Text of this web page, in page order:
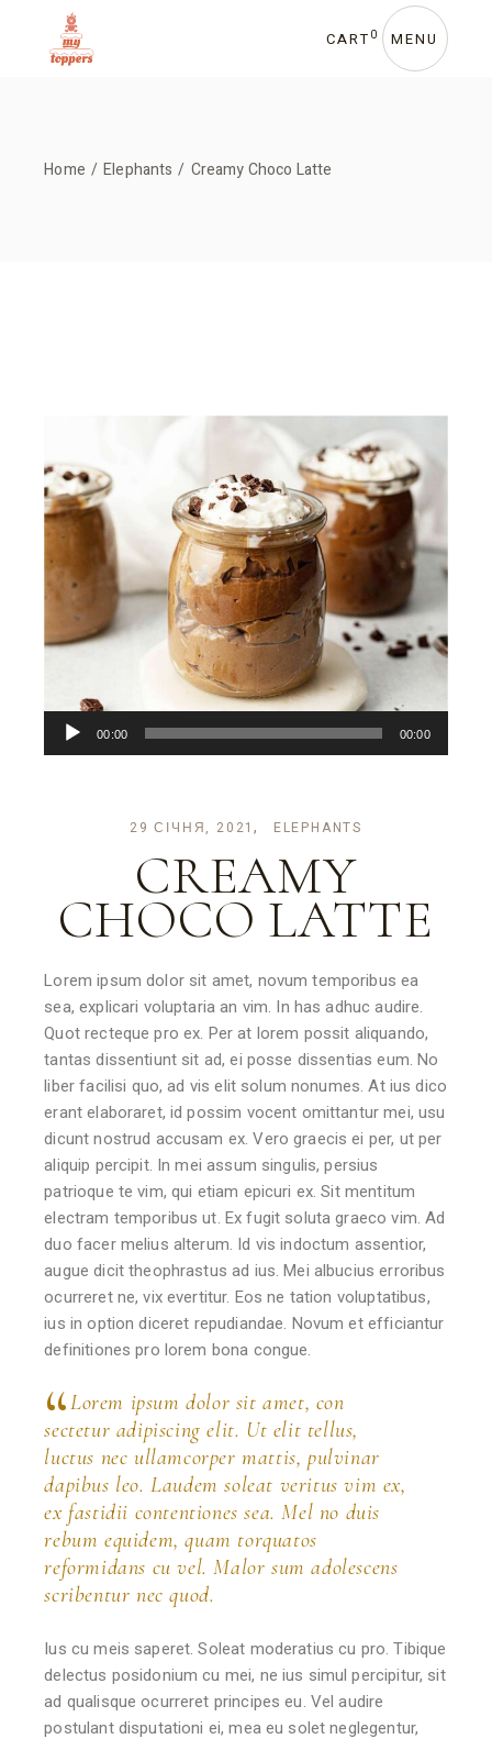
CART 0 MENU
Home Elephants Creamy Choco Latte
Аудіопрогравач
00:00 00:00
29 СІЧНЯ, 2021 ELEPHANTS
CREAMY
CHOCO LATTE
Lorem ipsum dolor sit amet, novum temporibus ea
sea, explicari voluptaria an vim. In has adhuc audire.
Quot recteque pro ex. Per at lorem possit aliquando,
tantas dissentiunt sit ad, ei posse dissentias eum. No
liber facilisi quo, ad vis elit solum nonumes. At ius dico
erant elaboraret, id possim vocent omittantur mei, usu
dicunt nostrud accusam ex. Vero graecis ei per, ut per
aliquip percipit. In mei assum singulis, persius
patrioque te vim, qui etiam epicuri ex. Sit mentitum
electram temporibus ut. Ex fugit soluta graeco vim. Ad
duo facer melius alterum. Id vis indoctum assentior,
augue dicit theophrastus ad ius. Mei albucius erroribus
ocurreret ne, vix evertitur. Eos ne tation voluptatibus,
ius in option diceret repudiandae. Novum et efficiantur
definitiones pro lorem bona congue.
Lorem ipsum dolor sit amet, con
sectetur adipiscing elit. Ut elit tellus,
luctus nec ullamcorper mattis, pulvinar
dapibus leo. Laudem soleat veritus vim ex,
ex fastidii contentiones sea. Mel no duis
rebum equidem, quam torquatos
reformidans cu vel. Malor sum adolescens
scribentur nec quod.
Ius cu meis saperet. Soleat moderatius cu pro. Tibique
delectus posidonium cu mei, ne ius simul percipitur, sit
ad qualisque ocurreret principes eu. Vel audire
postulant disputationi ei, mea eu solet neglegentur,